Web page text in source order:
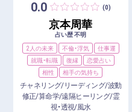
0.0 (0)
京本周華
占い歴 不明
2人の未来
不倫・浮気
仕事運
就職・転職
復縁
恋愛占い
相性
相手の気持ち
チャネリング/リーディング/波動
修正/算命学/遠隔ヒーリング/霊
視・透視/風水